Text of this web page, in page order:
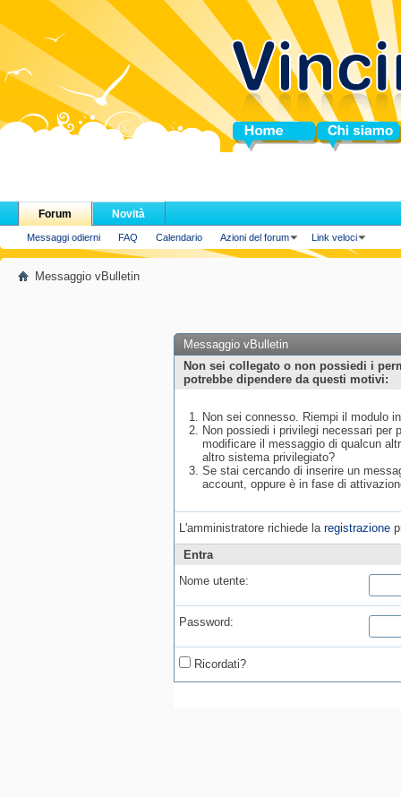
Home Chi siamo
Forum
Messaggi odierni FAQ Calendario Azioni del forum Link veloci
Novità
Messaggio vBulletin
Messaggio vBulletin
Non sei collegato o non possiedi i
potrebbe dipendere da questi motivi:
Non sei connesso. Riempi il modulo
Non possiedi i privilegi necessari per
modificare il messaggio di qualcun
altro sistema privilegiato?
Se stai cercando di inserire un
account, oppure è in fase di
L'amministratore richiede la registrazione
Entra
Nome utente:
Password:
Ricordati?